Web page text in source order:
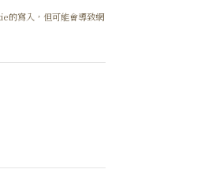
的寫入，但可能會導致網